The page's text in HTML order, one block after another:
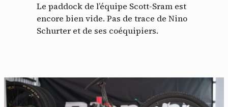
Le paddock de l’équipe Scott-Sram est
encore bien vide. Pas de trace de Nino
Schurter et de ses coéquipiers.